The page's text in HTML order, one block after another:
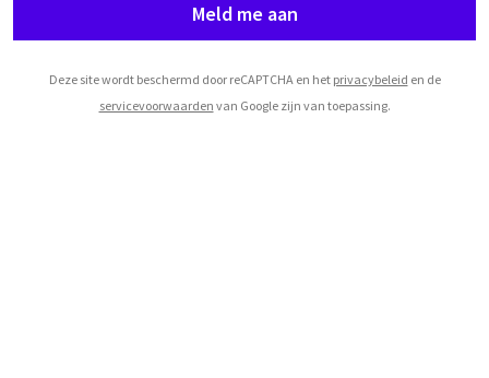
Meld me aan
Deze site wordt beschermd door reCAPTCHA en het privacybeleid en de
servicevoorwaarden van Google zijn van toepassing.